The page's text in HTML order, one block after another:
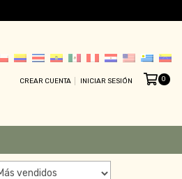
CREAR CUENTA INICIAR SESIÓN 0